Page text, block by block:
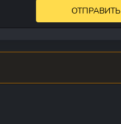
ОТПРАВИТЬ